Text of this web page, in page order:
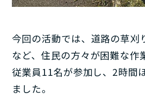
今回の活動では、道路の草刈
など、住民の方々が困難な作
従業員11名が参加し、2時間
ました。